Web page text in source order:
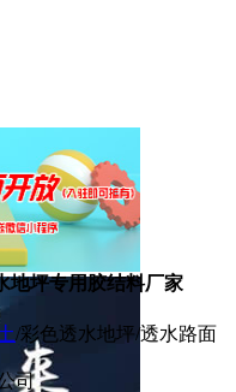
地坪专用胶结料厂家
/彩色透水地坪/透水路面
司